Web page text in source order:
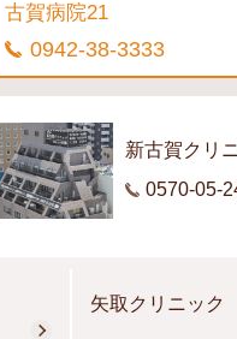
古賀病院21
0942-38-3333
新古賀クリ
0570-05-
矢取クリニック